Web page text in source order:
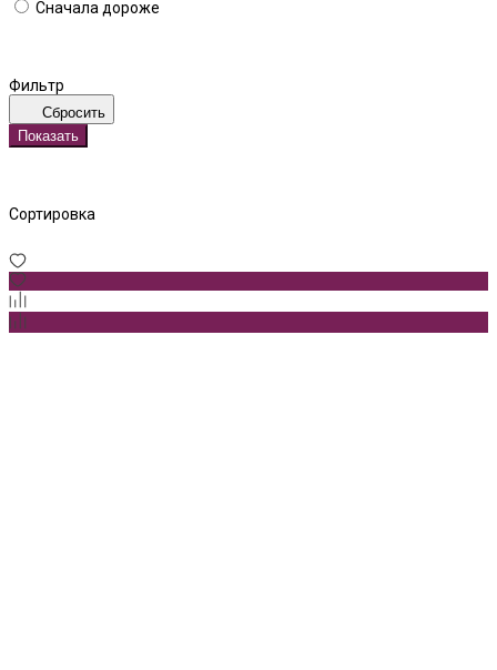
Сначала дороже
Фильтр
Сбросить
Показать
Сортировка